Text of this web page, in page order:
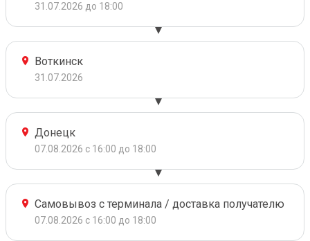
31.07.2026 до 18:00
Воткинск
31.07.2026
Донецк
07.08.2026 с 16:00 до 18:00
Самовывоз с терминала / доставка получателю
07.08.2026 с 16:00 до 18:00